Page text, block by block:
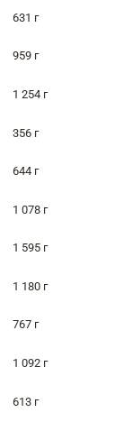
631 г
959 г
1 254 г
356 г
644 г
1 078 г
1 595 г
1 180 г
767 г
1 092 г
613 г